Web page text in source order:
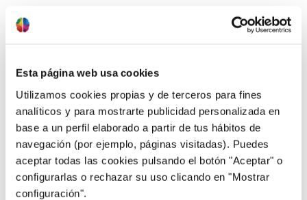
Esta página web usa cookies
Utilizamos cookies propias y de terceros para fines
analíticos y para mostrarte publicidad personalizada en
base a un perfil elaborado a partir de tus hábitos de
navegación (por ejemplo, páginas visitadas). Puedes
aceptar todas las cookies pulsando el botón "Aceptar" o
configurarlas o rechazar su uso clicando en "Mostrar
configuración".
02/04/2018
Soy una persona tímida o padezco